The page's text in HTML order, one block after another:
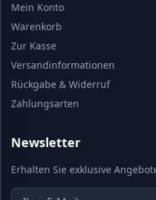
Mein Konto
Warenkorb
Zur Kasse
Versandinformationen
Rückgabe & Widerruf
Zahlungsarten
Newsletter
Erhalten Sie exklusive